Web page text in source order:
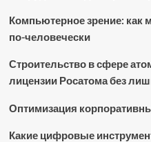
Компьютерное зрение: как
по-человечески
Строительство в сфере
лицензии Росатома без
Оптимизация
Какие цифровые